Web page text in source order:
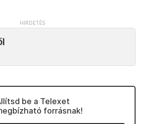
be a Telexet
forrásnak!